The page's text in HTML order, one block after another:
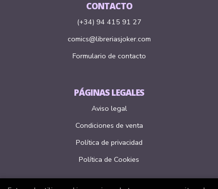
CONTACTO
(+34) 94 415 91 27
comics@libreriasjoker.com
Formulario de contacto
PÁGINAS LEGALES
Aviso legal
Condiciones de venta
Política de privacidad
Política de Cookies